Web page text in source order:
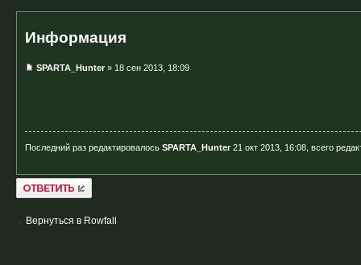
Информация
SPARTA_Hunter » 18 сен 2013, 18:09
Последний раз редактировалось SPARTA_Hunter 21 окт 2013, 16:08, всего
Ответить
Вернуться в Rowfall